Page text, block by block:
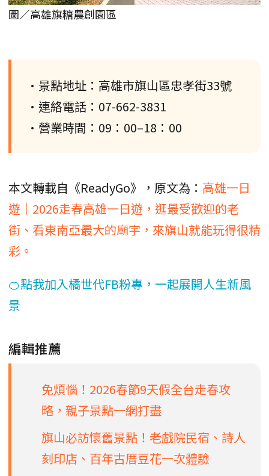
圖／高雄旗糖農創園區
•景點地址：高雄市旗山區忠孝街33號
•連絡電話：07-662-3831
•營業時間：09：00–18：00
本文轉載自《ReadyGo》，原文為： 高雄一日
遊｜2026走春高雄一日遊，逛最受歡迎的老
街、看東南亞最大的廟宇，來旗山就能玩得很精
彩。
🍊點我加入橘世代FB粉專，一起展開人生新風
景
編輯推薦
免煩惱！2026春節9天假全台走春攻
略，親子景點一網打盡
旗山必訪懷舊景點！老戲院民宿、詩人
刻印店、百年古厝豆花一次體驗